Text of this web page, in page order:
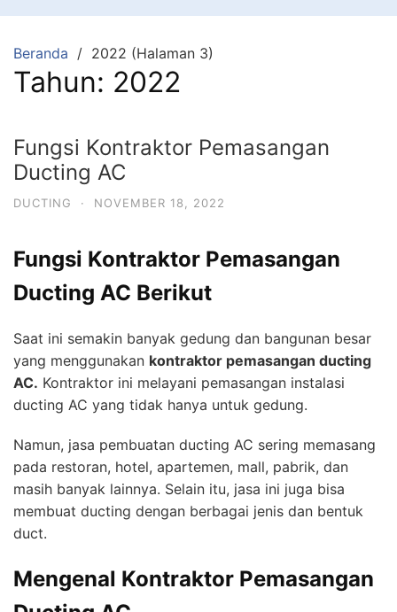
Beranda 2022 (Halaman 3)
Tahun: 2022
Fungsi Kontraktor Pemasangan
Ducting AC
DUCTING · NOVEMBER 18, 2022
Fungsi Kontraktor Pemasangan
Ducting AC Berikut
Saat ini semakin banyak gedung dan bangunan besar
yang menggunakan kontraktor pemasangan ducting
AC. Kontraktor ini melayani pemasangan instalasi
ducting AC yang tidak hanya untuk gedung.
Namun, jasa pembuatan ducting AC sering memasang
pada restoran, hotel, apartemen, mall, pabrik, dan
masih banyak lainnya. Selain itu, jasa ini juga bisa
membuat ducting dengan berbagai jenis dan bentuk
duct.
Mengenal Kontraktor Pemasangan